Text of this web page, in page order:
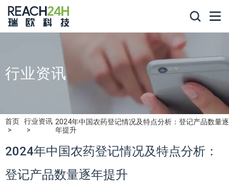
行业资讯
首页 行业资讯 2024年中国农药登记情况及特点分析：登记产品数量逐
年提升
2024年中国农药登记情况及特点分析：
登记产品数量逐年提升